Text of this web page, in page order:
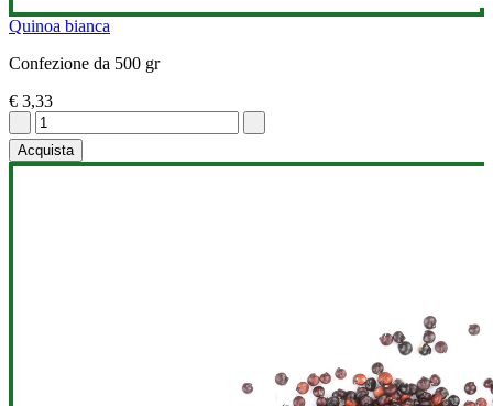
Quinoa bianca
Confezione da 500 gr
€ 3,33
Acquista